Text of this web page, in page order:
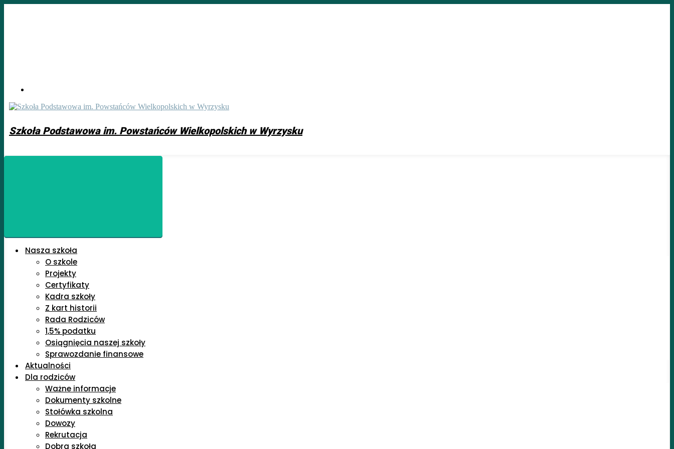
Szkoła Podstawowa im. Powstańców Wielkopolskich w Wyrzysku
Nasza szkoła
O szkole
Projekty
Certyfikaty
Kadra szkoły
Z kart historii
Rada Rodziców
1,5% podatku
Osiągnięcia naszej szkoły
Sprawozdanie finansowe
Aktualności
Dla rodziców
Ważne informacje
Dokumenty szkolne
Stołówka szkolna
Dowozy
Rekrutacja
Dobra szkoła